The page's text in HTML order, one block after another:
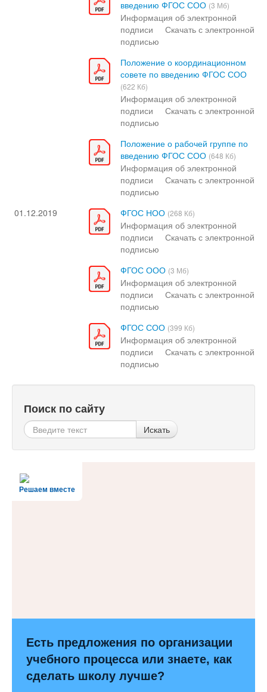
введению ФГОС СОО (3 Мб)
Информация об электронной
подписи
Скачать с электронной
подписью
Положение о координационном
совете по введению ФГОС СОО
(622 Кб)
Информация об электронной
подписи
Скачать с электронной
подписью
Положение о рабочей группе по
введению ФГОС СОО (648 Кб)
Информация об электронной
подписи
Скачать с электронной
подписью
01.12.2019
ФГОС НОО (268 Кб)
Информация об электронной
подписи
Скачать с электронной
подписью
ФГОС ООО (3 Мб)
Информация об электронной
подписи
Скачать с электронной
подписью
ФГОС СОО (399 Кб)
Информация об электронной
подписи
Скачать с электронной
подписью
Поиск по сайту
Искать
Решаем вместе
Есть предложения по организации
учебного процесса или знаете, как
сделать школу лучше?